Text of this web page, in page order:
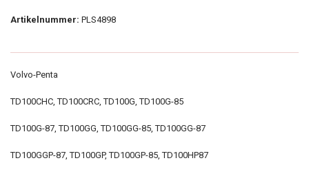
Artikelnummer: PLS4898
Volvo-Penta
TD100CHC, TD100CRC, TD100G, TD100G-85
TD100G-87, TD100GG, TD100GG-85, TD100GG-87
TD100GGP-87, TD100GP, TD100GP-85, TD100HP87